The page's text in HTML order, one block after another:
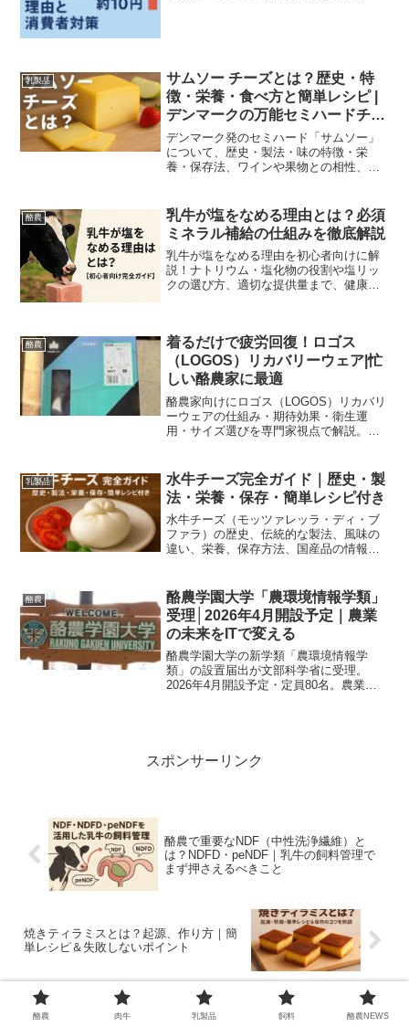
乳製品
サムソー チーズとは？歴史・特
徴・栄養・食べ方と簡単レシピ |
デンマークの万能セミハードチー
ズ
デンマーク発のセミハード「サムソー」
について、歴史・製法・味の特徴・栄
養・保存法、ワインや果物との相性、家
酪農
乳牛が塩をなめる理由とは？必須
ミネラル補給の仕組みを徹底解説
乳牛が塩をなめる理由を初心者向けに解
説！ナトリウム・塩化物の役割や塩リッ
クの選び方、適切な提供量まで、健康管
酪農
着るだけで疲労回復！ロゴス
（LOGOS）リカバリーウェア|忙
しい酪農家に最適
酪農家向けにロゴス（LOGOS）リカバリ
ーウェアの仕組み・期待効果・衛生運
用・サイズ選びを専門家視点で解説。導
乳製品
水牛チーズ完全ガイド｜歴史・製
法・栄養・保存・簡単レシピ付き
水牛チーズ（モッツァレッラ・ディ・ブ
ファラ）の歴史、伝統的な製法、風味の
違い、栄養、保存方法、国産品の情報、
説。
酪農
酪農学園大学「農環境情報学類」
受理│2026年4月開設予定｜農業
の未来をITで変える
酪農学園大学の新学類「農環境情報学
類」の設置届出が文部科学省に受理。
2026年4月開設予定・定員80名。農業
スポンサーリンク
酪農で重要なNDF（中性洗浄繊維）と
は？NDFD・peNDF｜乳牛の飼料管理で
まず押さえるべきこと
焼きティラミスとは？起源、作り方｜簡
単レシピ＆失敗しないポイント
ホーム 酪農
酪農 肉牛 乳製品 飼料 酪農NEWS